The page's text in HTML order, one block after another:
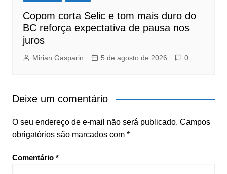
Copom corta Selic e tom mais duro do
BC reforça expectativa de pausa nos
juros
Mirian Gasparin 5 de agosto de 2026 0
Deixe um comentário
O seu endereço de e-mail não será publicado. Campos
obrigatórios são marcados com *
Comentário *